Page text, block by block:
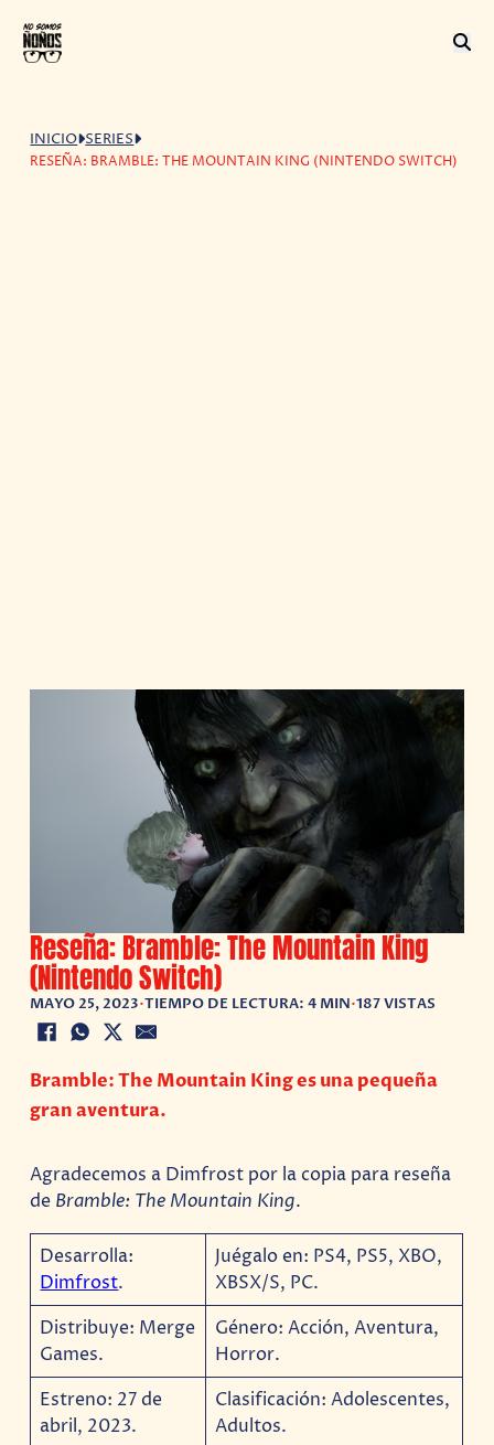
INICIO SERIES
RESEÑA: BRAMBLE: THE MOUNTAIN KING (NINTENDO SWITCH)
Reseña: Bramble: The Mountain King
(Nintendo Switch)
MAYO 25, 2023•TIEMPO DE LECTURA: 4 MIN•187 VISTAS
Bramble: The Mountain King es una pequeña
gran aventura.
Agradecemos a Dimfrost por la copia para reseña
de Bramble: The Mountain King.
Desarrolla:
Dimfrost.
Juégalo en: PS4, PS5, XBO,
XBSX/S, PC.
Distribuye: Merge
Games.
Género: Acción, Aventura,
Horror.
Estreno: 27 de
abril, 2023.
Clasificación: Adolescentes,
Adultos.